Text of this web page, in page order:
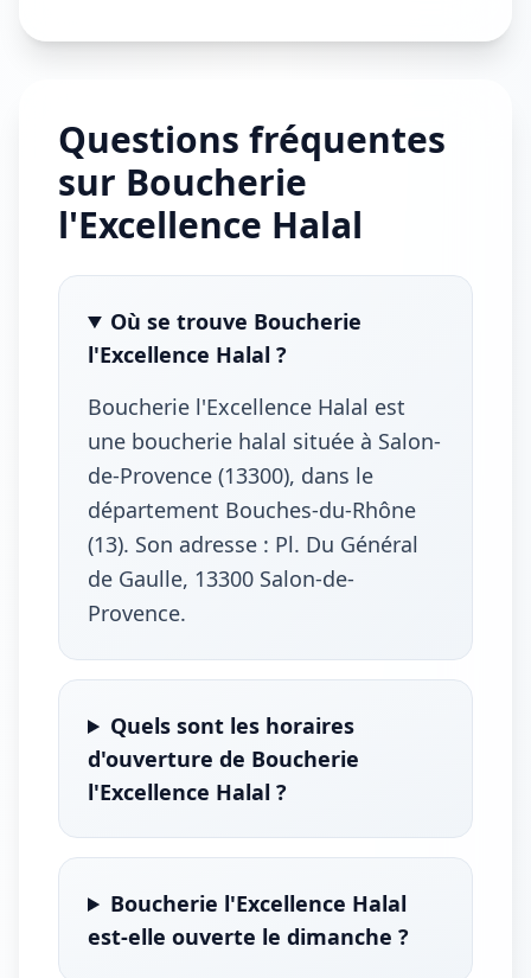
Questions fréquentes
sur Boucherie
l'Excellence Halal
Où se trouve Boucherie
l'Excellence Halal ?
Boucherie l'Excellence Halal est
une boucherie halal située à Salon-
de-Provence (13300), dans le
département Bouches-du-Rhône
(13). Son adresse : Pl. Du Général
de Gaulle, 13300 Salon-de-
Provence.
Quels sont les horaires
d'ouverture de Boucherie
l'Excellence Halal ?
Boucherie l'Excellence Halal
est-elle ouverte le dimanche ?